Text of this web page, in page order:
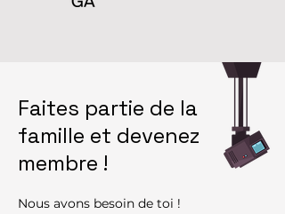
Faites partie de la
famille et devenez
membre !
Nous avons besoin de toi !